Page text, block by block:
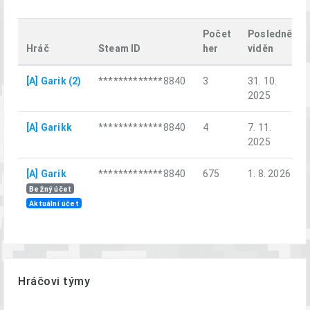
Hráč Steam ID
Počet
her
Posledně
viděn
[A] Garik (2) *************8840 3
31. 10.
2025
[A] Garikk *************8840 4
7. 11.
2025
[A] Garik
Bežný účet
Aktuální účet
*************8840 675 1. 8. 2026
Hráčovi týmy